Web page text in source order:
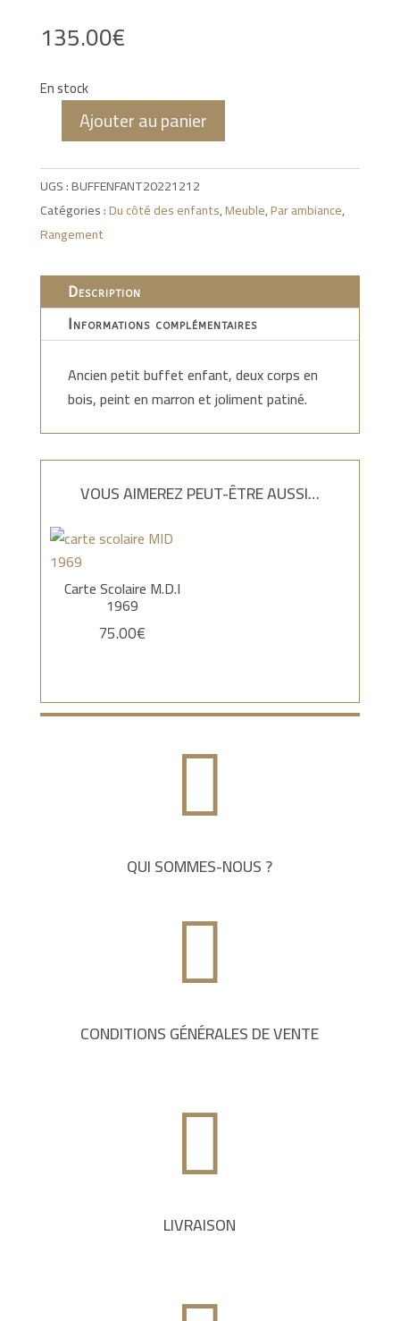
135.00€
En stock
quantité
Buffet
enfant
Ajouter au panier
UGS :BUFFENFANT20221212
Catégories :Du côté des enfants,Meuble,Par ambiance,
Rangement
Description
Informations complémentaires
Ancien petit buffet enfant, deux corps en
bois, peint en marron et joliment patiné.
VOUS AIMEREZ PEUT-ÊTRE AUSSI…
Carte Scolaire M.D.I
1969
75.00€

QUI SOMMES-NOUS ?

CONDITIONS GÉNÉRALES DE VENTE

LIVRAISON